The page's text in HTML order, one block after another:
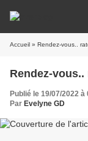
Accueil » Rendez-vous..
Rendez-vous..
Publié le 19/07/2022 à
Par Evelyne GD